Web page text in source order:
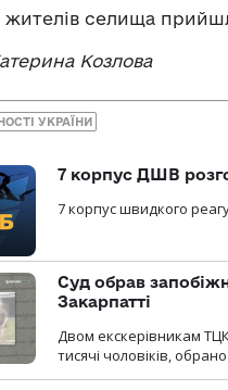
жителів селища
Козлова
УКРАЇНИ
7 корпус ДШВ
7 корпус швидкого
Суд обрав
Закарпатті
Двом екскерівникам
тисячі чоловіків,